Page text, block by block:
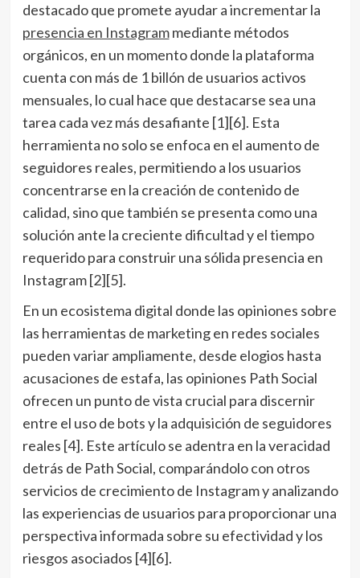
destacado que promete ayudar a incrementar la
presencia en Instagrammediante métodos
orgánicos, en un momento donde la plataforma
cuenta con más de 1 billón de usuarios activos
mensuales, lo cual hace que destacarse sea una
tarea cada vez más desafiante [1][6]. Esta
herramienta no solo se enfoca en el aumento de
seguidores reales, permitiendo a los usuarios
concentrarse en la creación de contenido de
calidad, sino que también se presenta como una
solución ante la creciente dificultad y el tiempo
requerido para construir una sólida presencia en
Instagram [2][5].
En un ecosistema digital donde las opiniones sobre
las herramientas de marketing en redes sociales
pueden variar ampliamente, desde elogios hasta
acusaciones de estafa, las opiniones Path Social
ofrecen un punto de vista crucial para discernir
entre el uso de bots y la adquisición de seguidores
reales [4]. Este artículo se adentra en la veracidad
detrás de Path Social, comparándolo con otros
servicios de crecimiento de Instagram y analizando
las experiencias de usuarios para proporcionar una
perspectiva informada sobre su efectividad y los
riesgos asociados [4][6].